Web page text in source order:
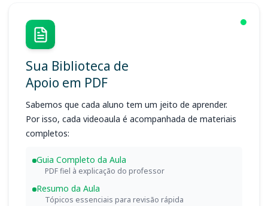
Sua Biblioteca de
Apoio em PDF
Sabemos que cada aluno tem um jeito de aprender.
Por isso, cada videoaula é acompanhada de materiais
completos:
Guia Completo da Aula
PDF fiel à explicação do professor
Resumo da Aula
Tópicos essenciais para revisão rápida